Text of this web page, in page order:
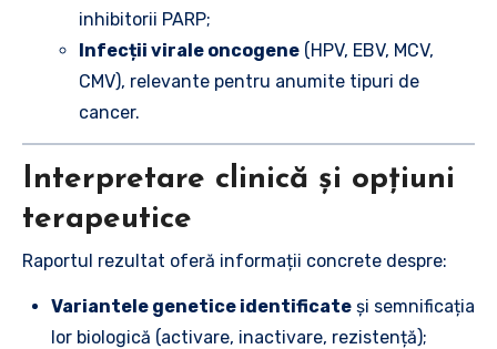
inhibitorii PARP;
Infecții virale oncogene (HPV, EBV, MCV,
CMV), relevante pentru anumite tipuri de
cancer.
Interpretare clinică și opțiuni
terapeutice
Raportul rezultat oferă informații concrete despre:
Variantele genetice identificateși semnificația
lor biologică (activare, inactivare, rezistență);